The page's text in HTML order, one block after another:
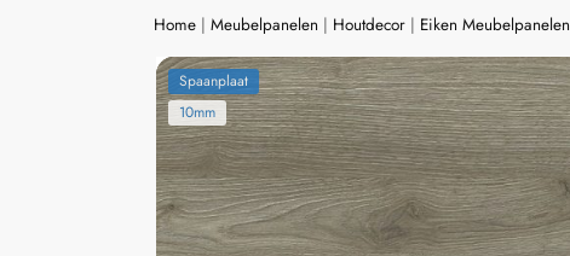
Home |Meubelpanelen | Houtdecor | Eiken Meubelpanelen
Spaanplaat
10mm